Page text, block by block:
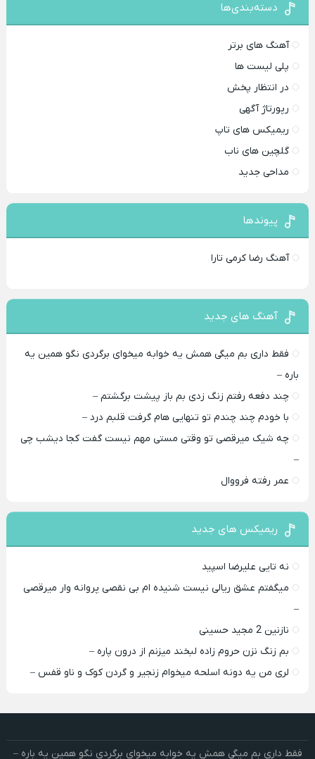
دسته‌بندی‌ها
آهنگ های برتر
پلی لیست ها
در انتظار پخش
رپورتاژ آگهی
ریمیکس های تاپ
گلچین های ناب
مداحی جدید
پیوندها
آهنگ رضا کرمی تارا
آهنگ های جدید
فقط داری بم میگی همش یه خوابه میخوای برگردی نگو همین یه
باره –
چند دفعه رفتم زنگ زدی بم باز پیشت برگشتم –
با خودم چند چندم تو تنهایی هام گرفت قلبم درد –
چه شیک میرقصی تو وقتی مستی مهم نیست گفت کجا دیشب چی
–
عمر رفته فرووال
ریمیکس های جدید
نه تایی علیرضا اسپید
میگفتم عشق ریالی نیست شنیده ام بی نقصی پروانه وار میرقصی
–
نازنین 2 مجید حسینی
بم زنگ نزن حروم زاده لبخند میزنم از درون پاره –
لری من یه دونه اسلحه میخوام زﻧﺠﻴﺮ و ﮔﺮدن ﻛﻮک و ﻧﺎو ﻗﻔﺲ –
فقط داری بم میگی همش یه خوابه میخوای برگردی نگو همین یه باره –